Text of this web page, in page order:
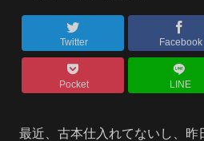
Twitter Facebook
Pocket LINE
最近、古本仕入れてないし、昨